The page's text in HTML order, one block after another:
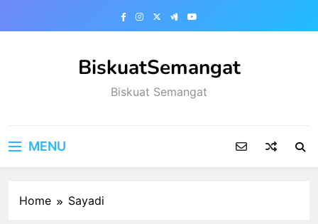
BiskuatSemangat
Biskuat Semangat
MENU
Home Sayadi